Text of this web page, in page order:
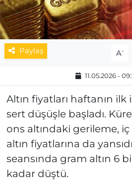
Paylaş A-
11.05.2026 -
Altın fiyatları haftanın
sert düşüşle başladı.
ons altındaki gerileme,
altın fiyatlarına da
seansında gram altın 6
kadar düştü.